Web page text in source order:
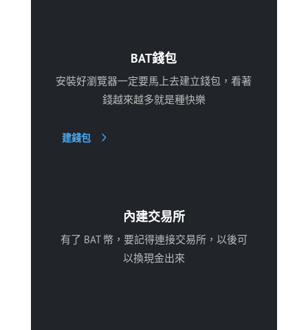
BAT錢包
安裝好瀏覽器一定要馬上去建立錢包，看著
錢越來越多就是種快樂
建錢包
內建交易所
有了 BAT 幣，要記得連接交易所，以後可
以換現金出來